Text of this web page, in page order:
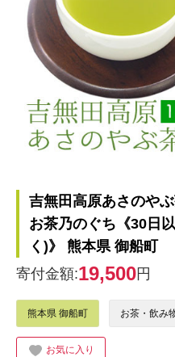
吉無田高原あさのや
お茶乃のぐち《30日
く)》 熊本県 御船町
寄付金額:19,500円
熊本県 御船町 お茶・飲み
お気に入り